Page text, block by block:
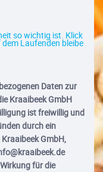
so wichtig ist. Klick
Laufenden bleibe
Daten zur
Kraaibeek GmbH
ist freiwillig und
durch ein
GmbH,
für die